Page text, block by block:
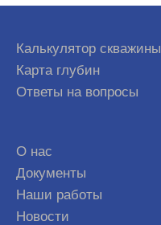
Калькулятор скважины
Карта глубин
Ответы на вопросы
О нас
Документы
Наши работы
Новости